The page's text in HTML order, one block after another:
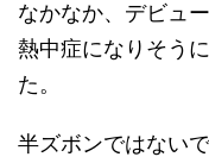
なかなか、デビュ
熱中症になりそう
た。
半ズボンではないで